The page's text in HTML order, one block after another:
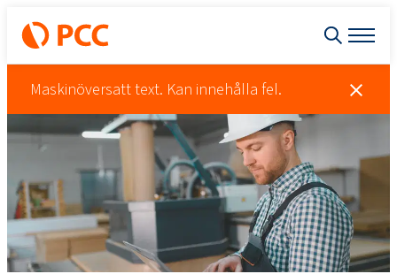
Maskinöversatt text. Kan innehålla fel.